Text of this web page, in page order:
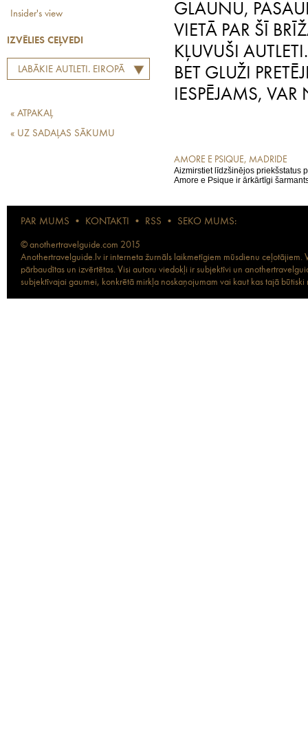
Insider's view
IZVĒLIES CEĻVEDI
LABĀKIE AUTLETI. EIROPĀ
« ATPAKAĻ
« UZ SADAĻAS SĀKUMU
GLAUNU,
VIETĀ PAR ŠĪ
KĻUVUŠI
BET GLUŽI
IESPĒJAMS, VAR
AMORE E PSIQUE, MADRIDE
Aizmirstiet līdzšinējos priekšstatus
Amore e Psique ir ārkārtīgi
PAR MUMS • KONTAKTI • RSS • SEKO MUMS:
© anothertravelguide.com 2015
Anothertravelguide.lv ir interneta žurnāls laikmetīgiem mūsdienu
pārbaudītas un izvērtētas. Visi autoru viedokļi ir subjektīvi un
subjektīvajai gaumei, konkrētā mirkļa noskaņojumam vai kaut kas tajā